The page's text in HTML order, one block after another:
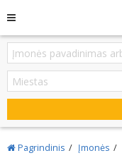
Pagrindinis Įmonės